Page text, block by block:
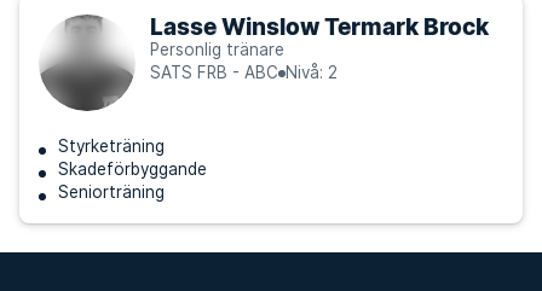
Lasse Winslow Termark Brock
Personlig tränare
SATS FRB - ABC Nivå: 2
Styrketräning
Skadeförbyggande
Seniorträning